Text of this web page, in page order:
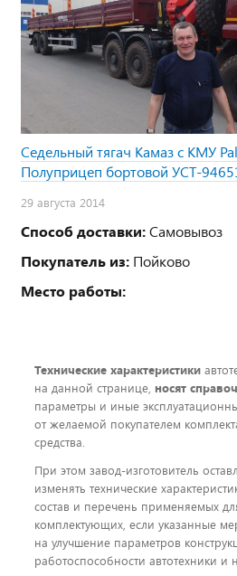
Седельный тягач Камаз с КМУ
Полуприцеп бортовой УСТ-
29 августа 2014
Способ доставки:Самовывоз
Покупатель из: Пойково
Место работы:
Технические характеристики
на данной странице, носят
параметры и иные
от желаемой покупателем
средства.
При этом завод-изготовитель
изменять технические
состав и перечень применяемых
комплектующих, если указанные
на улучшение параметров
работоспособности автотехники и